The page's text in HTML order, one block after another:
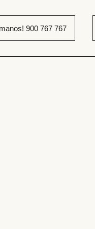
900 767 767